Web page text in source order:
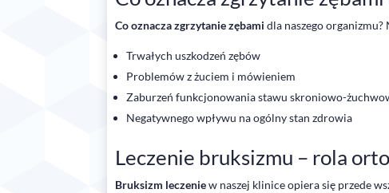
Co oznacza zgrzytanie zębami dla naszego
Trwałych uszkodzeń zębów
Problemów z żuciem i mówieniem
Zaburzeń funkcjonowania stawu skroniowo-
Negatywnego wpływu na ogólny stan zdrowia
Leczenie bruksizmu – rola
Bruksizm leczeniew naszej klinice opiera się przede